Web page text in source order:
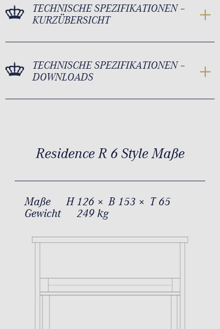
TECHNISCHE SPEZIFIKATIONEN –
KURZÜBERSICHT
TECHNISCHE SPEZIFIKATIONEN –
DOWNLOADS
Residence R 6 Style Maße
Maße
H 126 × B 153 × T 65
Gewicht
249 kg